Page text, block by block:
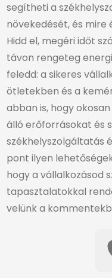
segítheti a
növekedését, és mire
Hidd el, megéri időt
távon rengeteg
feledd: a sikeres
ötletekben és a
abban is, hogy
álló erőforrásokat és
székhelyszolgáltatás
pont ilyen
hogy a vállalkozásod
tapasztalatokkal
velünk a